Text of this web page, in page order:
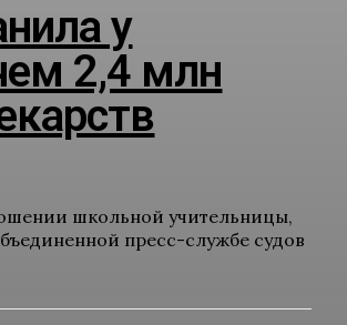
у
2,4 млн
школьной учительницы,
пресс-службе судов